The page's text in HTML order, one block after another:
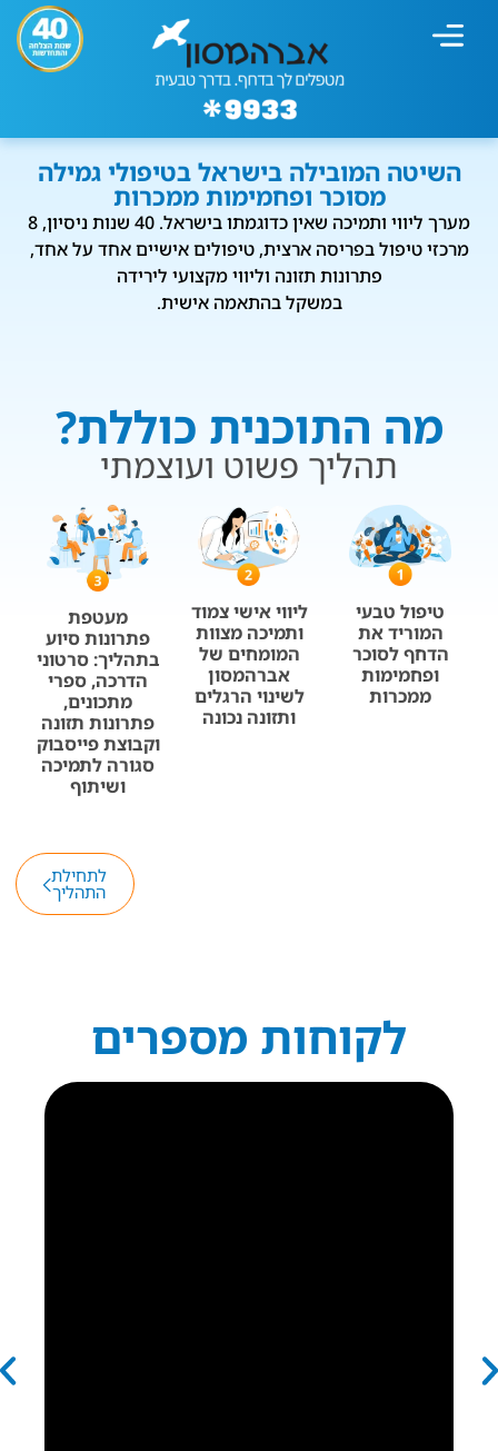
השיטה המובילה בישראל בטיפולי גמילה
מסוכר ופחמימות ממכרות
מערך ליווי ותמיכה שאין כדוגמתו בישראל. 40 שנות ניסיון, 8
מרכזי טיפול בפריסה ארצית, טיפולים אישיים אחד על אחד,
פתרונות תזונה וליווי מקצועי לירידה
במשקל בהתאמה אישית.
מה התוכנית כוללת?
תהליך פשוט ועוצמתי
טיפול טבעי
המוריד את
הדחף לסוכר
ופחמימות
ממכרות
ליווי אישי צמוד
ותמיכה מצוות
המומחים של
אברהמסון
לשינוי הרגלים
ותזונה נכונה
מעטפת
פתרונות סיוע
בתהליך: סרטוני
הדרכה, ספרי
מתכונים,
פתרונות תזונה
וקבוצת פייסבוק
סגורה לתמיכה
ושיתוף
לתחילת
התהליך
לקוחות מספרים